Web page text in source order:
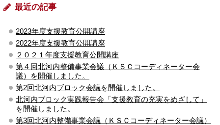
最近の記事
2023年度支援教育公開講座
2022年度支援教育公開講座
２０２１年度支援教育公開講座
第４回北河内整備事業会議（ＫＳＣコーディネーター会
議）を開催しました。
第2回北河内ブロック会議を開催しました。
北河内ブロック実践報告会「支援教育の充実をめざして」
を開催しました。
第3回北河内整備事業会議（ＫＳＣコーディネーター会議）